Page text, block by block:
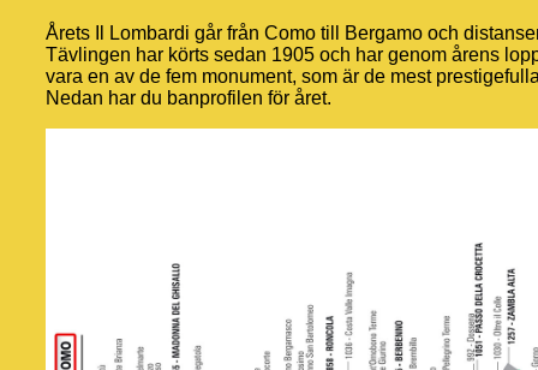
Årets Il Lombardi går från Como till Bergamo och
Tävlingen har körts sedan 1905 och har genom årens
vara en av de fem monument, som är de mest
Nedan har du banprofilen för året.